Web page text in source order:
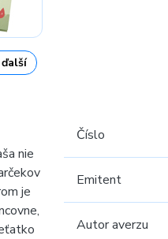
ďalší
nie
je
Číslo
Emitent
Autor averzu